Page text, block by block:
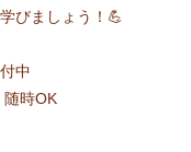
びましょう！💪
中
時OK